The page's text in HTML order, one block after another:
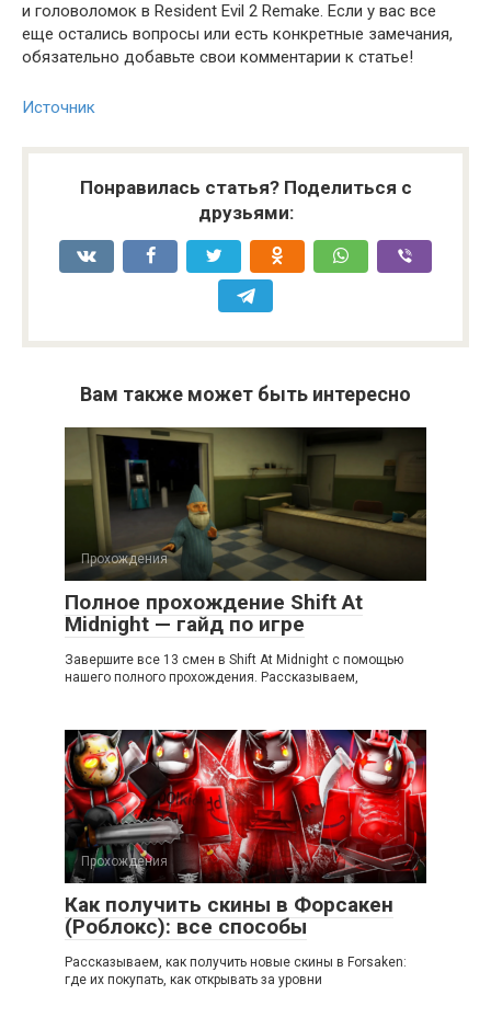
и головоломок в Resident Evil 2 Remake. Если у вас все
еще остались вопросы или есть конкретные замечания,
обязательно добавьте свои комментарии к статье!
Источник
Понравилась статья? Поделиться с
друзьями:
Вам также может быть интересно
Прохождения
Полное прохождение Shift At
Midnight — гайд по игре
Завершите все 13 смен в Shift At Midnight с помощью
нашего полного прохождения. Рассказываем,
Прохождения
Как получить скины в Форсакен
(Роблокс): все способы
Рассказываем, как получить новые скины в Forsaken:
где их покупать, как открывать за уровни